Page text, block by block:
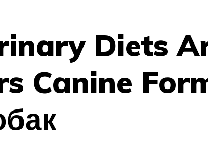
Diets
Canine